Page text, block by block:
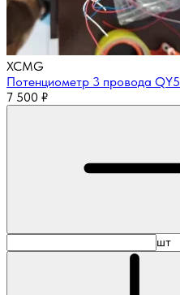
XCMG
Потенциометр 3 провода
7 500 ₽
шт